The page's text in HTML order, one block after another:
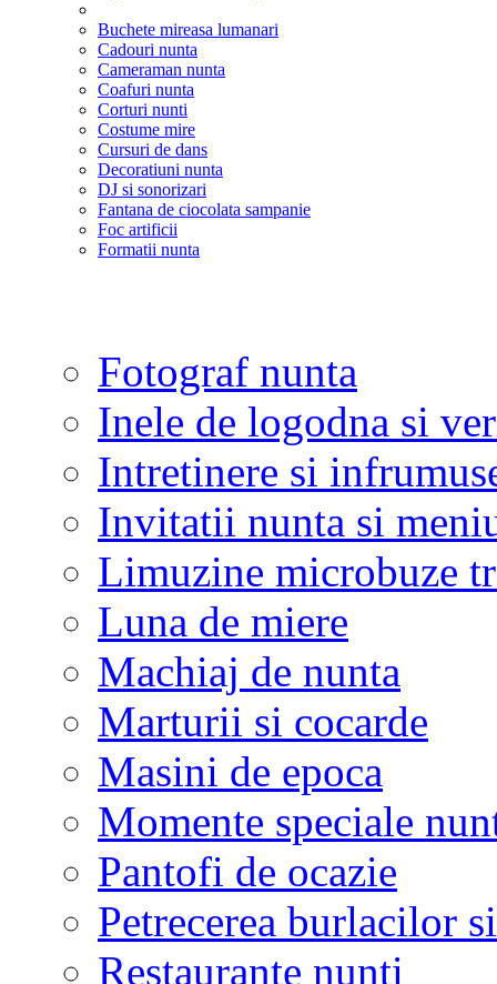
Buchete mireasa lumanari
Cadouri nunta
Cameraman nunta
Coafuri nunta
Corturi nunti
Costume mire
Cursuri de dans
Decoratiuni nunta
DJ si sonorizari
Fantana de ciocolata sampanie
Foc artificii
Formatii nunta
Fotograf nunta
Inele de logodna si
Intretinere si
Invitatii nunta si
Limuzine microbuze
Luna de miere
Machiaj de nunta
Marturii si cocarde
Masini de epoca
Momente speciale
Pantofi de ocazie
Petrecerea burlacilor
Restaurante nunti